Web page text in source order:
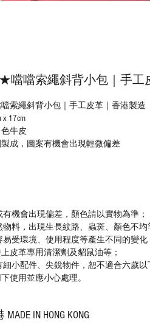
噹噹索繩斜背小包｜手工
索繩斜背小包｜手工皮革｜香港製造
17cm
牛皮
製成，圖案有機會出現輕微偏差
有機會出現偏差，顏色請以實物為準；
物料，出現生長紋路、蟲斑、顏色不均
易受環境、使用程度等產生不同的變
皮革專用清潔劑及貂鼠油等；
細小配件、尖銳物件，恕不適合六歲
使用並應小心處理。
IN HONG KONG